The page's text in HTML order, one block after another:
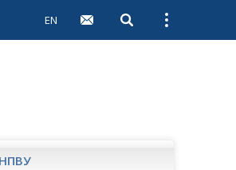
EN Open search
Open
НПВУ